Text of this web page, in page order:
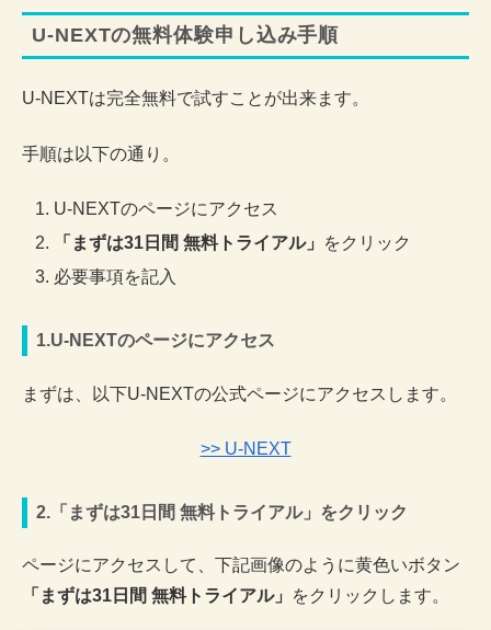
U-NEXTの無料体験申し込み手順
U-NEXTは完全無料で試すことが出来ます。
手順は以下の通り。
U-NEXTのページにアクセス
「まずは31日間 無料トライアル」
をクリック
必要事項を記入
1.U-NEXTのページにアクセス
まずは、以下U-NEXTの公式ページにアクセスします。
>> U-NEXT
2.「まずは31日間 無料トライアル」をクリック
ページにアクセスして、下記画像のように黄色いボタン
「まずは31日間 無料トライアル」
をクリックします。